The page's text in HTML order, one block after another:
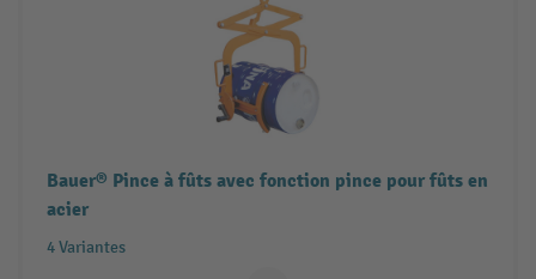
Bauer® Pince à fûts avec fonction pince pour fûts en
acier
4 Variantes